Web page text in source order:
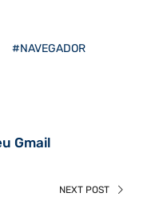
#NAVEGADOR
Gmail
NEXT POST